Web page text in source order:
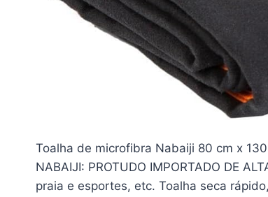
Toalha de microfibra Nabaiji 80 cm x
NABAIJI: PROTUDO IMPORTADO DE
praia e esportes, etc. Toalha seca